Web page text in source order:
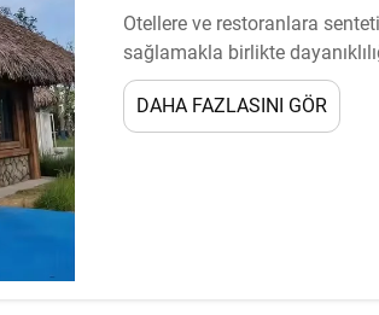
Otellere ve restoranlara
sağlamakla birlikte
uygulama gerektirir. Uygulama
DAHA FAZLASINI GÖR